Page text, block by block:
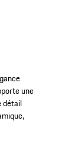
une
détail